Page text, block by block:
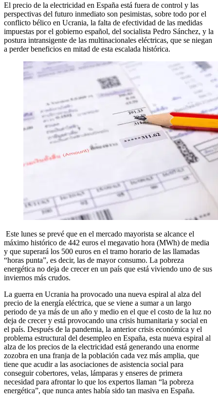
El precio de la electricidad en España está fuera de control y las
perspectivas del futuro inmediato son pesimistas, sobre todo por el
conflicto bélico en Ucrania, la falta de efectividad de las medidas
impuestas por el gobierno español, del socialista Pedro Sánchez, y la
postura intransigente de las multinacionales eléctricas, que se niegan
a perder beneficios en mitad de esta escalada histórica.
Este lunes se prevé que en el mercado mayorista se alcance el
máximo histórico de 442 euros el megavatio hora (MWh) de media
y que superará los 500 euros en el tramo horario de las llamadas
“horas punta”, es decir, las de mayor consumo. La pobreza
energética no deja de crecer en un país que está viviendo uno de sus
inviernos más crudos.
La guerra en Ucrania ha provocado una nueva espiral al alza del
precio de la energía eléctrica, que se viene a sumar a un largo
periodo de ya más de un año y medio en el que el costo de la luz no
deja de crecer y está provocando una crisis humanitaria y social en
el país. Después de la pandemia, la anterior crisis económica y el
problema estructural del desempleo en España, esta nueva espiral al
alza de los precios de la electricidad está generando una enorme
zozobra en una franja de la población cada vez más amplia, que
tiene que acudir a las asociaciones de asistencia social para
conseguir cobertores, velas, lámparas y enseres de primera
necesidad para afrontar lo que los expertos llaman “la pobreza
energética”, que nunca antes había sido tan masiva en España.